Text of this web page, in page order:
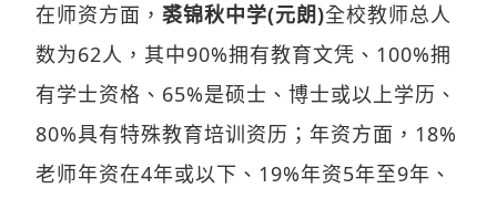
在师资方面， 裘锦秋中学(元朗)全校教师总人
数为62人，其中90%拥有教育文凭、100%拥
有学士资格、65%是硕士、博士或以上学历、
80%具有特殊教育培训资历；年资方面，18%
老师年资在4年或以下、19%年资5年至9年、